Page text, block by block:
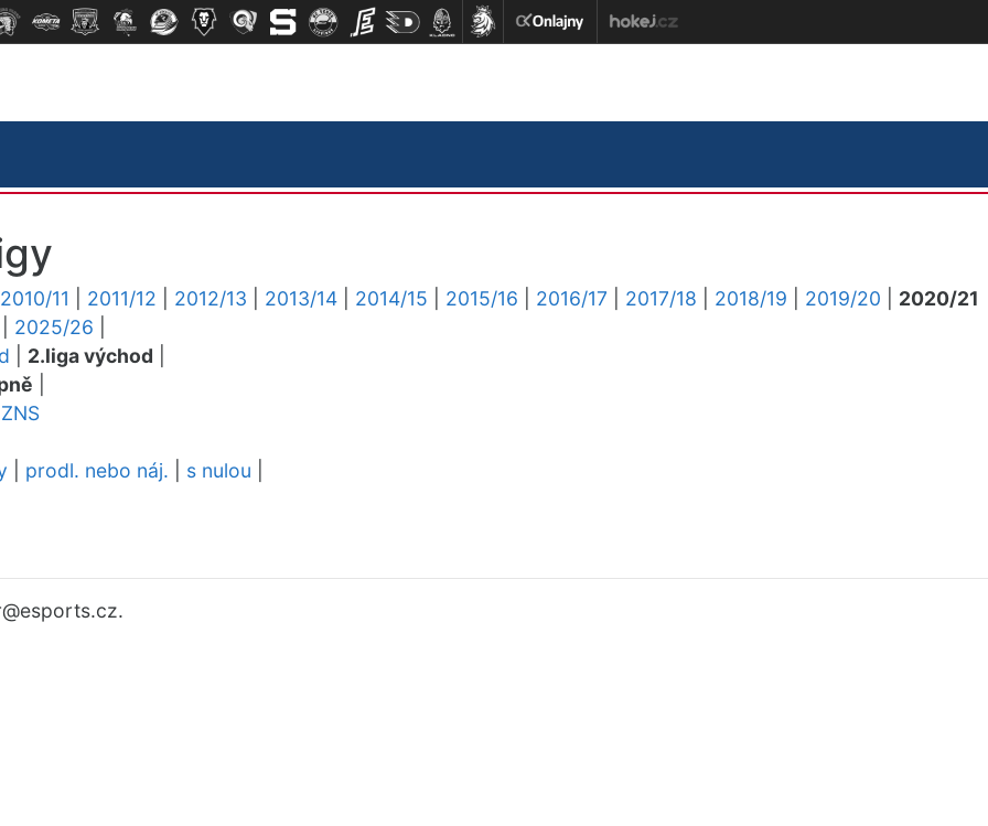
2010/11 2011/12 2012/13 2013/14 2014/15 2015/16 2016/17 2017/18 2018/19 2019/20
2020/21
2025/26
2.liga východ
ZNS
prodl. nebo náj. s nulou
@esports.cz.